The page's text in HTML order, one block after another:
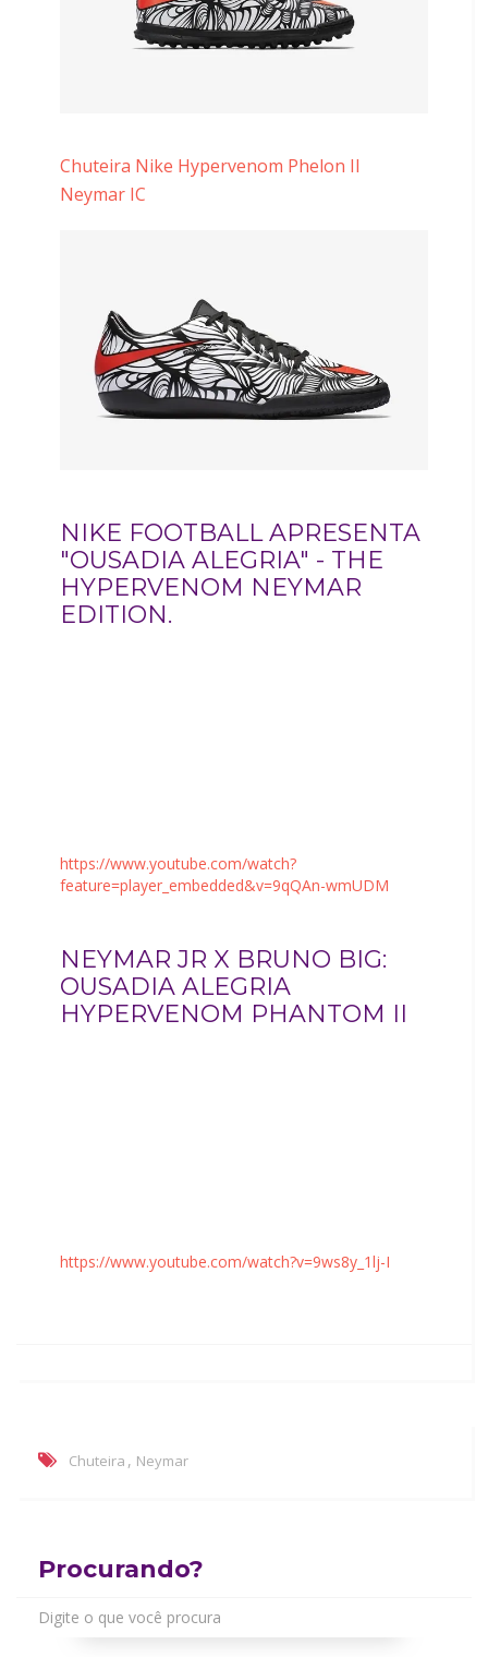
Chuteira Nike Hypervenom Phelon II
Neymar IC
NIKE FOOTBALL APRESENTA
"OUSADIA ALEGRIA" - THE
HYPERVENOM NEYMAR
EDITION.
https://www.youtube.com/watch?
feature=player_embedded&v=9qQAn-wmUDM
NEYMAR JR X BRUNO BIG:
OUSADIA ALEGRIA
HYPERVENOM PHANTOM II
https://www.youtube.com/watch?v=9ws8y_1lj-I
Chuteira , Neymar
Procurando?